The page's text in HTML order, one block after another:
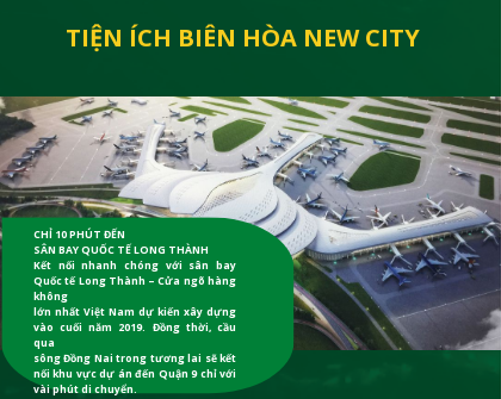
TIỆN ÍCH BIÊN HÒA NEW CITY
CHỈ 10 PHÚT ĐẾN
SÂN BAY QUỐC TẾ LONG THÀNH
Kết nối nhanh chóng với sân bay
Quốc tế Long Thành – Cửa ngõ hàng
không
lớn nhất Việt Nam dự kiến xây dựng
vào cuối năm 2019. Đồng thời, cầu
qua
sông Đồng Nai trong tương lai sẽ kết
nối khu vực dự án đến Quận 9 chỉ với
vài phút di chuyển.